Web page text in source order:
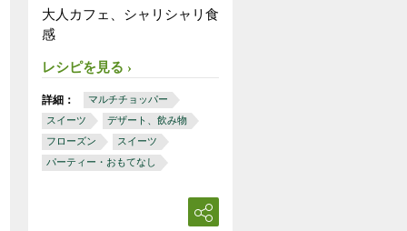
大人カフェ、シャリシャリ食
感
レシピを見る
詳細：
マルチチョッパー
スイーツ
デザート、飲み物
フローズン
スイーツ
パーティー・おもてなし